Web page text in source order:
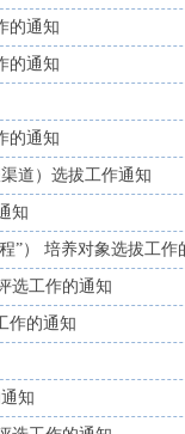
的通知
的通知
的通知
道）选拔工作通知
知
”） 培养对象选拔工作
选工作的通知
作的通知
知